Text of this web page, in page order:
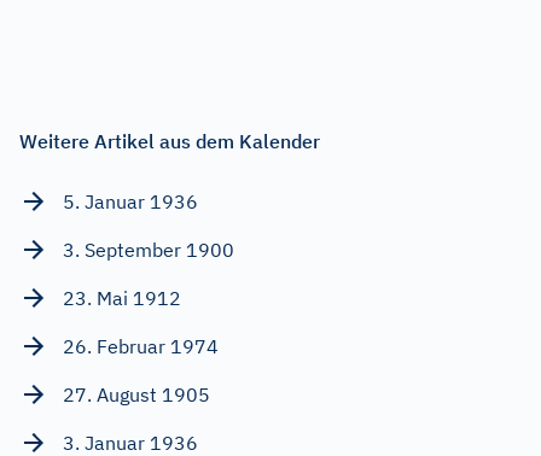
Weitere Artikel aus dem Kalender
5. Januar 1936
3. September 1900
23. Mai 1912
26. Februar 1974
27. August 1905
3. Januar 1936